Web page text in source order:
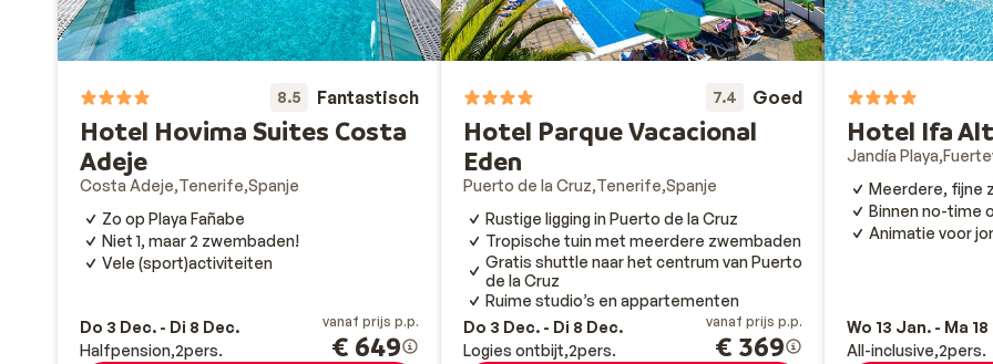
8.5 Fantastisch
Hotel Hovima Suites Costa
Adeje
Costa Adeje Tenerife Spanje
Zo op Playa Fañabe
Niet 1, maar 2 zwembaden!
Vele (sport)activiteiten
Do 3 Dec. - Di 8 Dec.
Halfpension 2pers.
vanaf prijs p.p.
€ 649
7.4 Goed
Hotel Parque Vacacional
Eden
Puerto de la Cruz Tenerife Spanje
Rustige ligging in Puerto de la Cruz
Tropische tuin met meerdere zwembaden
Gratis shuttle naar het centrum van Puerto
de la Cruz
Ruime studio’s en appartementen
Do 3 Dec. - Di 8 Dec.
Logies ontbijt 2pers.
vanaf prijs p.p.
€ 369
Hotel Ifa
Jandía Playa
Meerdere, fijne
Binnen no-time
Animatie voor
Wo 13 Jan. - Ma
All-inclusive 2pers.